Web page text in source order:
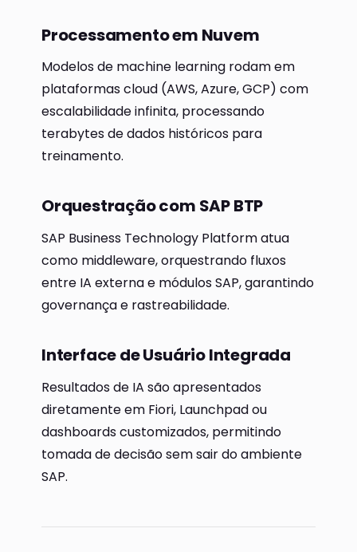
Processamento em Nuvem
Modelos de machine learning rodam em
plataformas cloud (AWS, Azure, GCP) com
escalabilidade infinita, processando
terabytes de dados históricos para
treinamento.
Orquestração com SAP BTP
SAP Business Technology Platform atua
como middleware, orquestrando fluxos
entre IA externa e módulos SAP, garantindo
governança e rastreabilidade.
Interface de Usuário Integrada
Resultados de IA são apresentados
diretamente em Fiori, Launchpad ou
dashboards customizados, permitindo
tomada de decisão sem sair do ambiente
SAP.